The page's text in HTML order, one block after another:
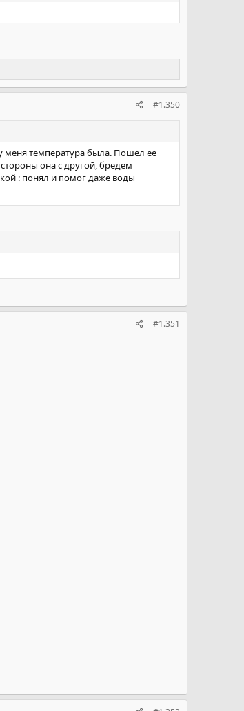
#1.350
меня температура была. Пошел ее
она с другой, бредем
: понял и помог даже воды
#1.351